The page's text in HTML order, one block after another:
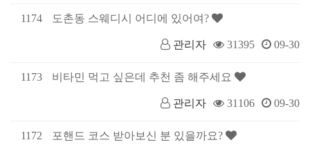
1174 도촌동 스웨디시 어디에 있어여?
관리자 31395 09-30
1173 비타민 먹고 싶은데 추천 좀 해주세요
관리자 31106 09-30
1172 포핸드 코스 받아보신 분 있을까요?